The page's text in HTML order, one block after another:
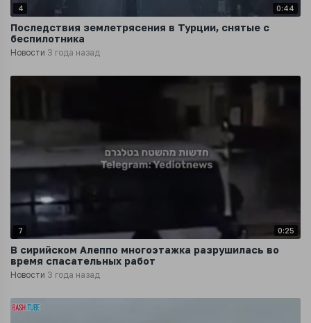
4 0:44
Последствия землетрясения в Турции, снятые с
беспилотника
Новости 3 года назад
7 0:25
В сирийском Алеппо многоэтажка разрушилась во
время спасательных работ
Новости 3 года назад